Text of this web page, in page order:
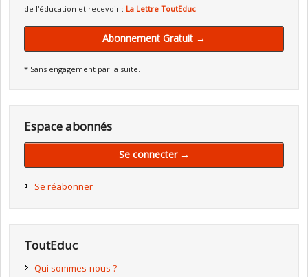
de l'éducation et recevoir : La Lettre ToutEduc
Abonnement Gratuit →
* Sans engagement par la suite.
Espace abonnés
Se connecter →
Se réabonner
ToutEduc
Qui sommes-nous ?